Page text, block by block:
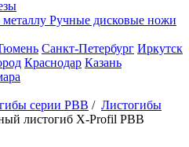
Ручные дисковые ножи
Санкт-Петербург Иркутск
Краснодар Казань
серии PBB / Листогибы
листогиб X-Profil PBB